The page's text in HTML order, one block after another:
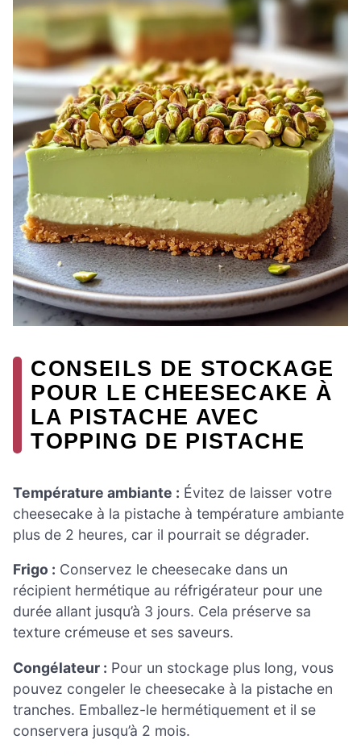
CONSEILS DE STOCKAGE
POUR LE CHEESECAKE À
LA PISTACHE AVEC
TOPPING DE PISTACHE
Température ambiante : Évitez de laisser votre
cheesecake à la pistache à température ambiante
plus de 2 heures, car il pourrait se dégrader.
Frigo : Conservez le cheesecake dans un
récipient hermétique au réfrigérateur pour une
durée allant jusqu’à 3 jours. Cela préserve sa
texture crémeuse et ses saveurs.
Congélateur : Pour un stockage plus long, vous
pouvez congeler le cheesecake à la pistache en
tranches. Emballez-le hermétiquement et il se
conservera jusqu’à 2 mois.